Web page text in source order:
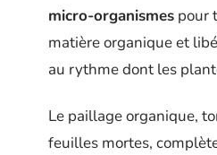
micro-organismes pour
matière organique et
au rythme dont les
Le paillage organique,
feuilles mortes,